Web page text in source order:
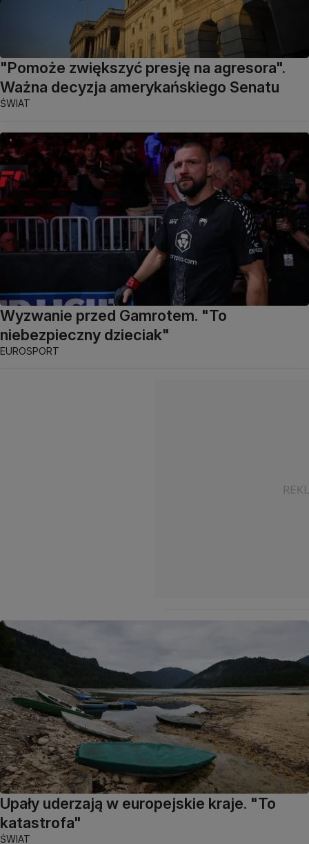
"Pomoże zwiększyć presję na agresora".
Ważna decyzja amerykańskiego Senatu
ŚWIAT
Wyzwanie przed Gamrotem. "To
niebezpieczny dzieciak"
EUROSPORT
Upały uderzają w europejskie kraje. "To
katastrofa"
ŚWIAT